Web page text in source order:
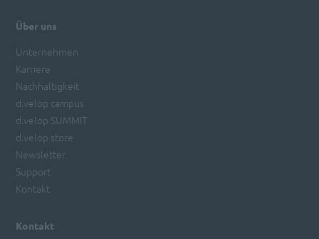
Kontakt
Über uns
Unternehmen
Karriere
Nachhaltigkeit
d.velop campus
d.velop SUMMIT
d.velop store
Newsletter
Support
Kontakt